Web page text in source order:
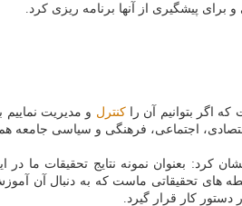
پیشگیری از آنها برنامه ریزی كرد.
اگر بتوانیم آن راكنترل
اجتماعی، فرهنگی و سیاسی جامعه هم
كرد: بعنوان نمونه نتایج تحقیقات ما
های تحقیقاتی ماست كه به دنبال آن
كار قرار گیرد.